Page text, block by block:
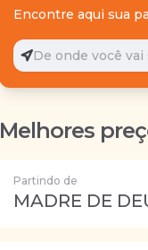
Encontre aqui sua
De onde você vai
Melhores
Partindo de
MADRE DE